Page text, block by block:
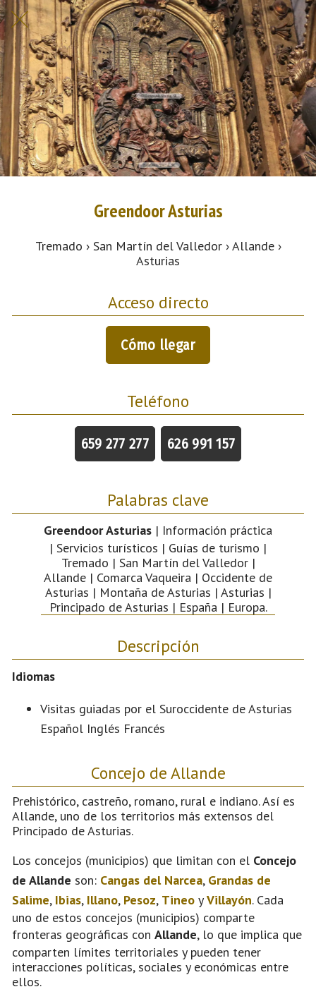
Greendoor Asturias
Tremado › San Martín del Valledor › Allande ›
Asturias
Acceso directo
Cómo llegar
Teléfono
659 277 277 626 991 157
Palabras clave
Greendoor Asturias | Información práctica
| Servicios turísticos | Guías de turismo |
Tremado | San Martín del Valledor |
Allande | Comarca Vaqueira | Occidente de
Asturias | Montaña de Asturias | Asturias |
Principado de Asturias | España | Europa.
Descripción
Idiomas
Visitas guiadas por el Suroccidente de Asturias
Español Inglés Francés
Concejo de Allande
Prehistórico, castreño, romano, rural e indiano. Así es
Allande, uno de los territorios más extensos del
Principado de Asturias.
Los concejos (municipios) que limitan con el Concejo
de Allande son: Cangas del Narcea, Grandas de
Salime, Ibias, Illano, Pesoz, Tineo yVillayón. Cada
uno de estos concejos (municipios) comparte
fronteras geográficas con Allande, lo que implica que
comparten límites territoriales y pueden tener
interacciones políticas, sociales y económicas entre
ellos.